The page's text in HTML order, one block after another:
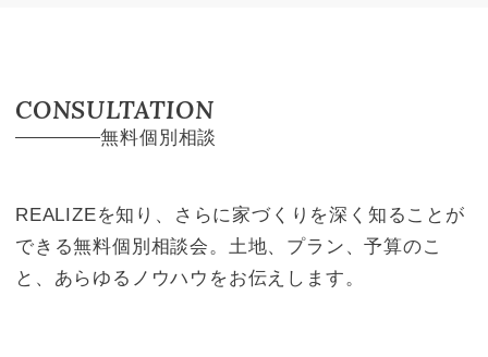
CONSULTATION
無料個別相談
REALIZEを知り、さらに家づくりを深く知ることが
できる無料個別相談会。土地、プラン、予算のこ
と、あらゆるノウハウをお伝えします。